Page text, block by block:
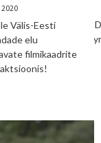
Välis-Eesti
elu
filmikaadrite